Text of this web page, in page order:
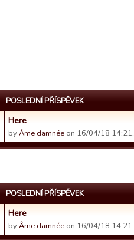
POSLEDNÍ PŘÍSPĚVEK
Here
byÂme damnée on 16/04/18 14:21.
POSLEDNÍ PŘÍSPĚVEK
Here
byÂme damnée on 16/04/18 14:21.